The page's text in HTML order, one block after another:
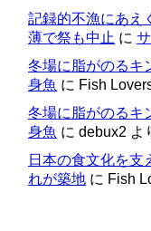
記録的不漁にあえ
薄で祭も中止 に
冬場に脂がのるキ
身魚 に Fish
冬場に脂がのるキ
身魚 に debux2 よ
日本の食文化を支
れが築地 に Fish